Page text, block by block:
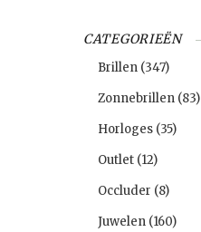
CATEGORIEËN
Brillen (347)
Zonnebrillen (83)
Horloges (35)
Outlet (12)
Occluder (8)
Juwelen (160)